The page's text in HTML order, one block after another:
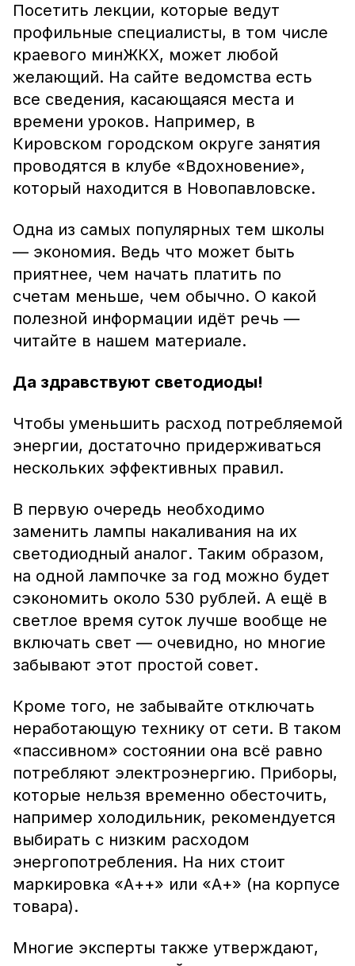
Посетить лекции, которые ведут
профильные специалисты, в том числе
краевого минЖКХ, может любой
желающий. На сайте ведомства есть
все сведения, касающаяся места и
времени уроков. Например, в
Кировском городском округе занятия
проводятся в клубе «Вдохновение»,
который находится в Новопавловске.
Одна из самых популярных тем школы
— экономия. Ведь что может быть
приятнее, чем начать платить по
счетам меньше, чем обычно. О какой
полезной информации идёт речь —
читайте в нашем материале.
Да здравствуют светодиоды!
Чтобы уменьшить расход потребляемой
энергии, достаточно придерживаться
нескольких эффективных правил.
В первую очередь необходимо
заменить лампы накаливания на их
светодиодный аналог. Таким образом,
на одной лампочке за год можно будет
сэкономить около 530 рублей. А ещё в
светлое время суток лучше вообще не
включать свет — очевидно, но многие
забывают этот простой совет.
Кроме того, не забывайте отключать
неработающую технику от сети. В таком
«пассивном» состоянии она всё равно
потребляют электроэнергию. Приборы,
которые нельзя временно обесточить,
например холодильник, рекомендуется
выбирать с низким расходом
энергопотребления. На них стоит
маркировка «А++» или «А+» (на корпусе
товара).
Многие эксперты также утверждают,